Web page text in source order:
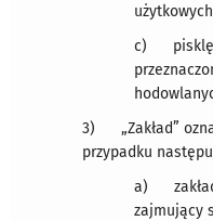
c)
3) „Zakład”
przypadku
a) zakład
zajmujący